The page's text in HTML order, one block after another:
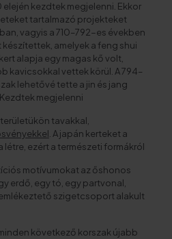
elején kezdtek megjelenni. Ekkor
tartalmazó projekteket
vagyis a 710–792-es években
amelyek a feng shui
alapja egy magas kő volt,
kavicsokkal vettek körül. A 794–
lehetővé tette a jin és jang
megjelenni
tavakkal,
. A japán kerteket a
ezért a természeti formákról
motívumokat az őshonos
erdő, egy tó, egy partvonal,
szigetcsoport alakult
következő korszak újabb